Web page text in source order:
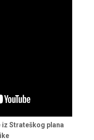
Strateškog plana